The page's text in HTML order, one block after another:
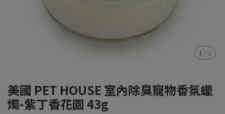
1 / 1
美國 PET HOUSE 室內除臭寵物香氛蠟
燭-紫丁香花園 43g